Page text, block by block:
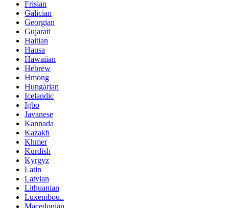
Frisian
Galician
Georgian
Gujarati
Haitian
Hausa
Hawaiian
Hebrew
Hmong
Hungarian
Icelandic
Igbo
Javanese
Kannada
Kazakh
Khmer
Kurdish
Kyrgyz
Latin
Latvian
Lithuanian
Luxembou..